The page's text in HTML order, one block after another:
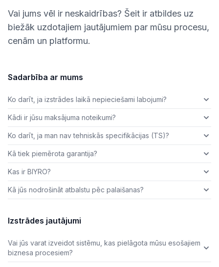
Vai jums vēl ir neskaidrības? Šeit ir atbildes uz
biežāk uzdotajiem jautājumiem par mūsu procesu,
cenām un platformu.
Sadarbība ar mums
Ko darīt, ja izstrādes laikā nepieciešami labojumi?
Kādi ir jūsu maksājuma noteikumi?
Ko darīt, ja man nav tehniskās specifikācijas (TS)?
Kā tiek piemērota garantija?
Kas ir BIYRO?
Kā jūs nodrošināt atbalstu pēc palaišanas?
Izstrādes jautājumi
Vai jūs varat izveidot sistēmu, kas pielāgota mūsu esošajiem
biznesa procesiem?